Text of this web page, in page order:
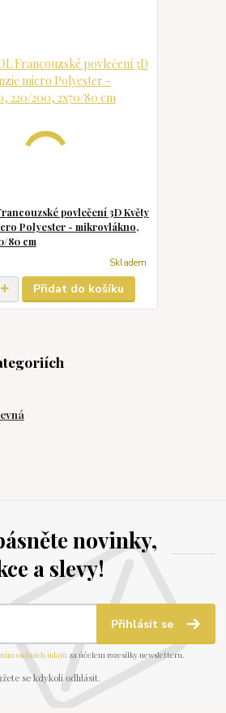
povlečení 3D Květy
Polyester - mikrovlákno,
80 cm
Skladem
Přidat do košíku
novinky,
a slevy!
Přihlásit se
osobních údajů za účelem rozesílky newsletteru.
se kdykoli odhlásit.